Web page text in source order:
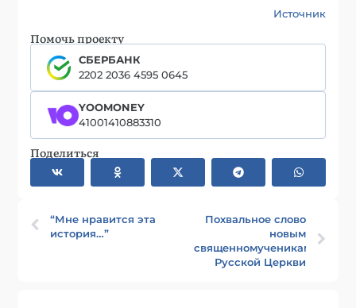
Источник
Помочь проекту
СБЕРБАНК
2202 2036 4595 0645
YOOMONEY
41001410883310
Поделиться
“Мне нравится эта
история…”
Похвальное слово
новым
священномученикам
Русской Церкви